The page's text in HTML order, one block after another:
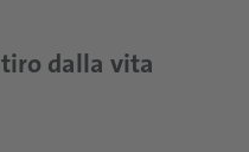
dalla vita